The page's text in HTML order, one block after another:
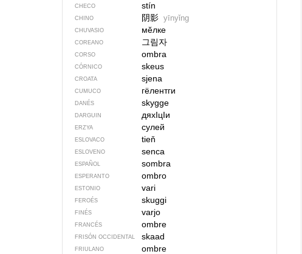
CHECO stín
CHINO 阴影 yīnyǐng
CHUVASIO мӗлке
COREANO 그림자
CORSO ombra
CÓRNICO skeus
CROATA sjena
CUMUCO гёлентги
DANÉS skygge
DARGUIN дяхIцIи
ERZYA сулей
ESLOVACO tieň
ESLOVENO senca
ESPAÑOL sombra
ESPERANTO ombro
ESTONIO vari
FEROÉS skuggi
FINÉS varjo
FRANCÉS ombre
FRISÓN OCCIDENTAL skaad
FRIULANO ombre